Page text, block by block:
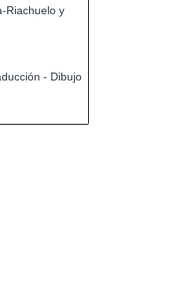
Riachuelo y
- Dibujo